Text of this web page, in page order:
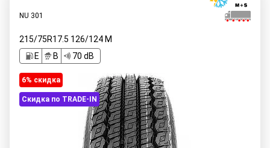
NU 301
215/75R17.5 126/124M
E
B 70 dB
6% cкидка
Скидка по TRADE-IN